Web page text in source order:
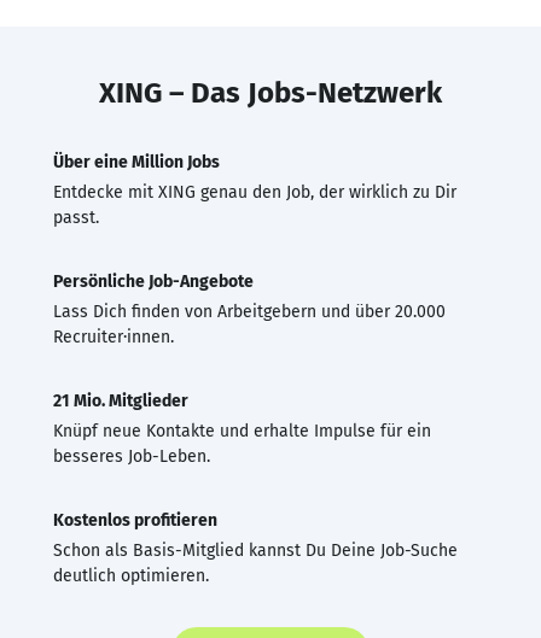
XING – Das Jobs-Netzwerk
Über eine Million Jobs
Entdecke mit XING genau den Job, der wirklich zu Dir
passt.
Persönliche Job-Angebote
Lass Dich finden von Arbeitgebern und über 20.000
Recruiter·innen.
21 Mio. Mitglieder
Knüpf neue Kontakte und erhalte Impulse für ein
besseres Job-Leben.
Kostenlos profitieren
Schon als Basis-Mitglied kannst Du Deine Job-Suche
deutlich optimieren.